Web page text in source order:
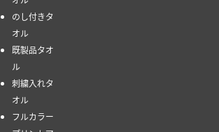
のし付きタ
オル
既製品タオ
ル
刺繍入れタ
オル
フルカラー